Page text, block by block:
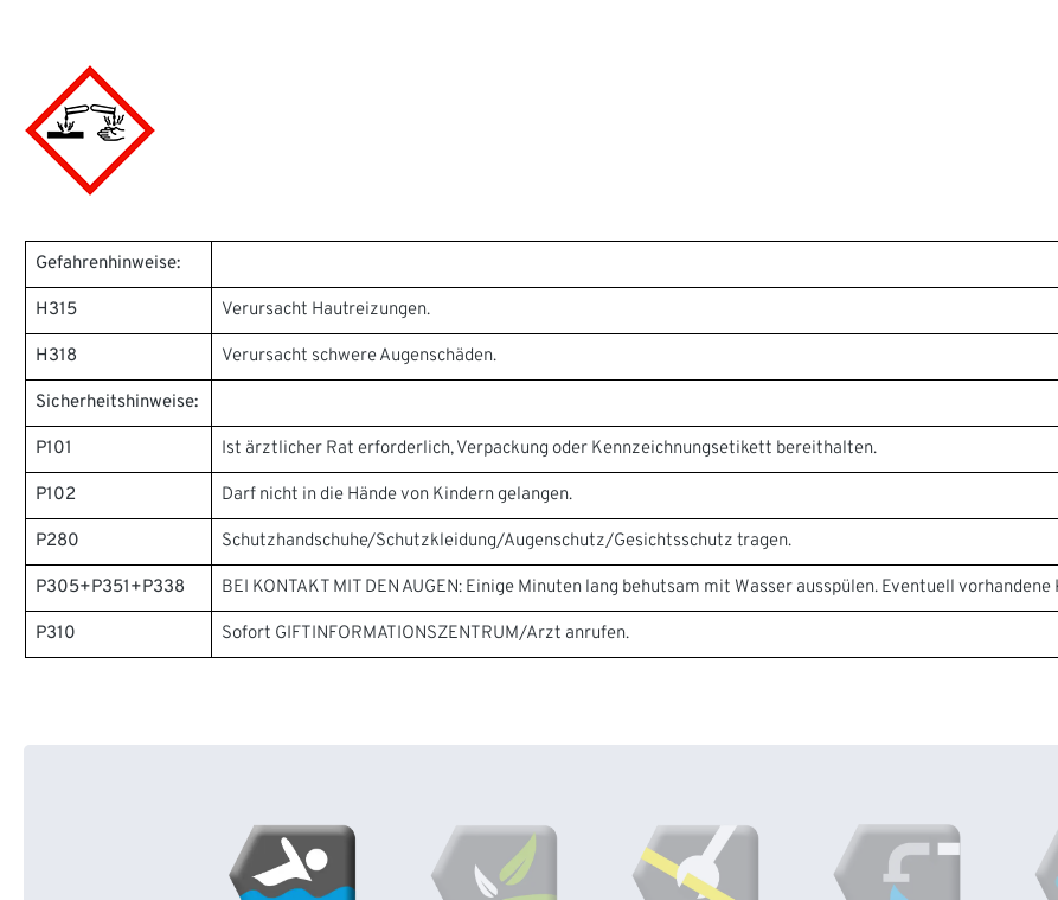
Gefahrenhinweise:
H315 Verursacht Hautreizungen.
H318 Verursacht schwere Augenschäden.
Sicherheitshinweise:
P101 Ist ärztlicher Rat erforderlich, Verpackung oder Kennzeichnungsetikett bereithalten.
P102 Darf nicht in die Hände von Kindern gelangen.
P280 Schutzhandschuhe/Schutzkleidung/Augenschutz/Gesichtsschutz tragen.
P305+P351+P338 BEI KONTAKT MIT DEN AUGEN: Einige Minuten lang behutsam mit Wasser ausspülen. Eventuell
P310 Sofort GIFTINFORMATIONSZENTRUM/Arzt anrufen.